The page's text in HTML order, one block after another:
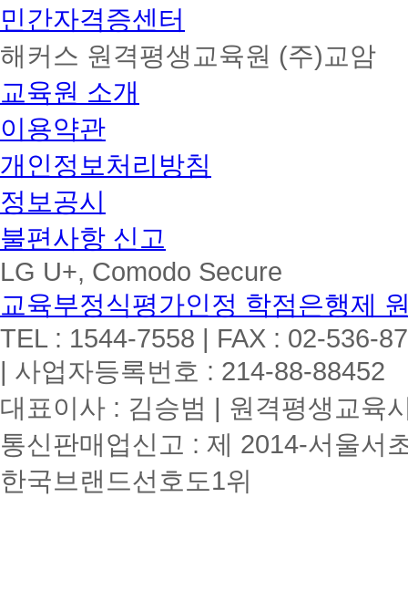
민간자격증센터
해커스 원격평생교육원 (주)교암
교육원 소개
이용약관
개인정보처리방침
정보공시
불편사항 신고
LG U+, Comodo Secure
교육부정식평가인정 학점은행제
TEL : 1544-7558 | FAX : 02-536-
| 사업자등록번호 : 214-88-88452
대표이사 : 김승범 | 원격평생교육
통신판매업신고 : 제 2014-서울서
한국브랜드선호도1위